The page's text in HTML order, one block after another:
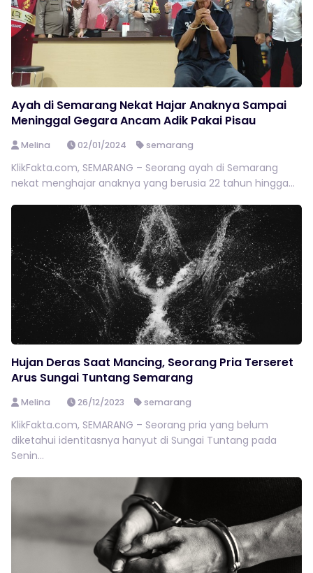
Ayah di Semarang Nekat Hajar Anaknya Sampai
Meninggal Gegara Ancam Adik Pakai Pisau
Melina 02/01/2024 semarang
KlikFakta.com, SEMARANG – Seorang ayah di Semarang
nekat menghajar anaknya yang berusia 22 tahun hingga...
Hujan Deras Saat Mancing, Seorang Pria Terseret
Arus Sungai Tuntang Semarang
Melina 26/12/2023 semarang
KlikFakta.com, SEMARANG – Seorang pria yang belum
diketahui identitasnya hanyut di Sungai Tuntang pada
Senin...